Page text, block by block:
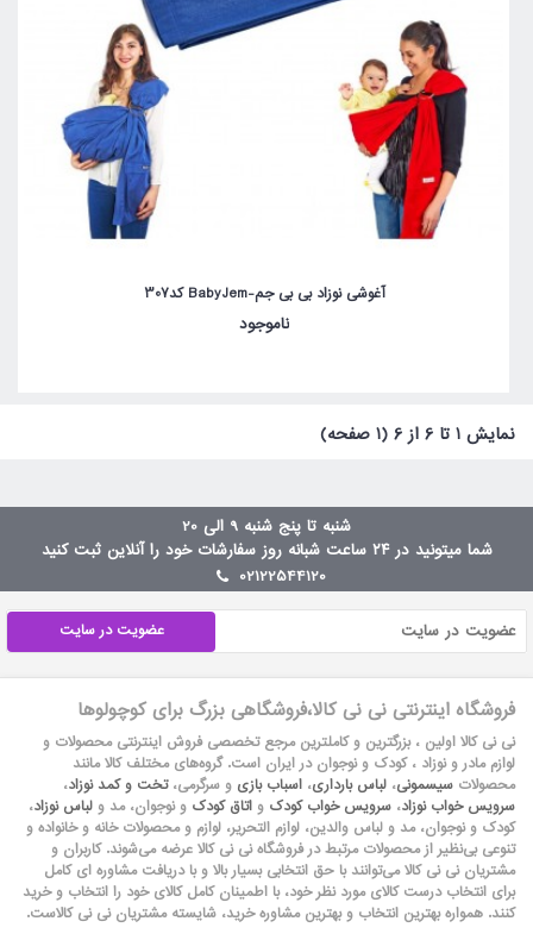
آغوشی نوزاد بی بی جم-BabyJem کد307
ناموجود
نمايش 1 تا 6 از 6 (1 صفحه)
شنبه تا پنج شنبه 9 الی 20
شما میتونید در ۲۴ ساعت شبانه روز سفارشات خود را آنلاین ثبت کنید
02122544120
عضویت در سایت
فروشگاه اینترنتی نی نی کالا،فروشگاهی بزرگ برای کوچولوها
نی نی کالا اولین ، بزرگترین و کاملترین مرجع تخصصی فروش اینترنتی محصولات و
لوازم مادر و نوزاد ، کودک و نوجوان در ایران است. گروه‏‏‌های مختلف کالا مانند
محصولات سیسمونی، لباس بارداری، اسباب بازی و سرگرمی،تخت و کمد نوزاد،
سرویس خواب نوزاد، سرویس خواب کودک و اتاق کودک و نوجوان، مد و لباس نوزاد،
کودک و نوجوان، مد و لباس والدین، لوازم التحریر، لوازم و محصولات خانه و خانواده و
تنوعی بی‌نظیر از محصولات مرتبط در فروشگاه نی نی کالا عرضه می‏‏‏‌شوند. کاربران و
مشتریان نی نی‌ کالا می‏‏‌توانند با حق انتخابی بسیار بالا و با دریافت مشاوره ای کامل
برای انتخاب درست کالای مورد نظر خود، با اطمینان کامل کالای خود را انتخاب و خرید
کنند. همواره بهترین انتخاب و بهترین مشاوره خرید، شایسته مشتریان نی نی کالاست.